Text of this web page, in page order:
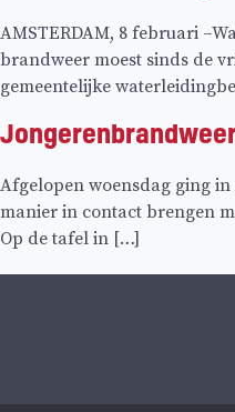
AMSTERDAM, 8 februari
brandweer moest sinds de
gemeentelijke
Afgelopen woensdag ging
manier in contact brengen
Op de tafel in […]